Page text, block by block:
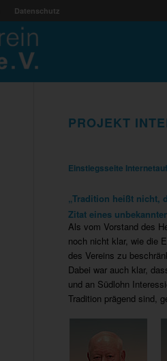
Datenschutz
PROJEKT
Einstiegsseite
„Tradition heißt nicht,
Zitat eines
Als vom Vorstand des
noch nicht klar, wie die
des Vereins zu
Dabei war auch klar,
und an Südlohn
Tradition prägend sind,